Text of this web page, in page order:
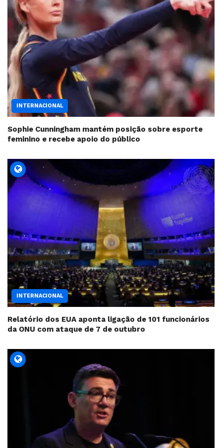
INTERNACIONAL
Sophie Cunningham mantém posição sobre esporte
feminino e recebe apoio do público
INTERNACIONAL
Relatório dos EUA aponta ligação de 101 funcionários
da ONU com ataque de 7 de outubro